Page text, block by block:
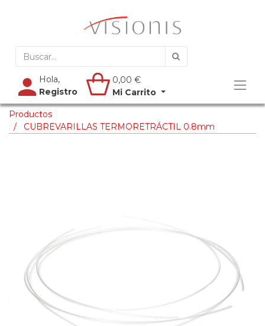
Hola,
Registro
0,00 €
Mi Carrito
Productos
CUBREVARILLAS TERMORETRÁCTIL 0.8mm